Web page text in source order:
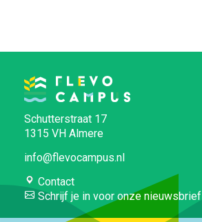
Schutterstraat 17
1315 VH Almere
info@flevocampus.nl
Contact
Schrijf je in voor onze nieuwsbrief